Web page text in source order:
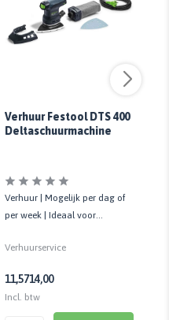
Verhuur Festool DTS 400
Deltaschuurmachine
Verhuur | Mogelijk per dag of
per week | Ideaal voor
Verhuurservice
11,5714,00
Incl. btw